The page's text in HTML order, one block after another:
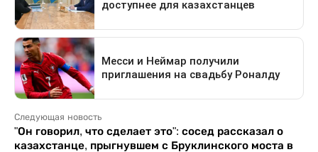
Следующая новость
"Он говорил, что сделает это": сосед рассказал о
казахстанце, прыгнувшем с Бруклинского моста в